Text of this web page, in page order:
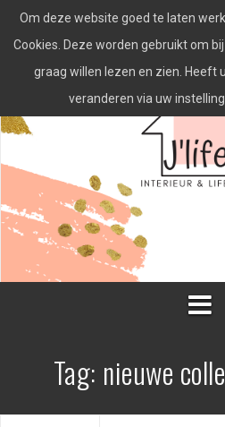
naar
inhoud
Tag: nieuwe
Om deze website goed te laten
Cookies. Deze worden gebruikt om
graag willen lezen en zien. Heeft
veranderen via uw